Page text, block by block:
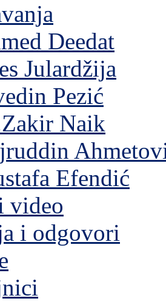
Deedat
Julardžija
Pezić
Naik
Efendić
video
i odgovori